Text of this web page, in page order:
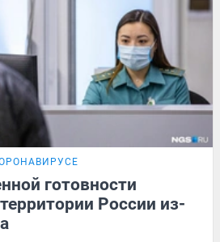
готовности
России из-